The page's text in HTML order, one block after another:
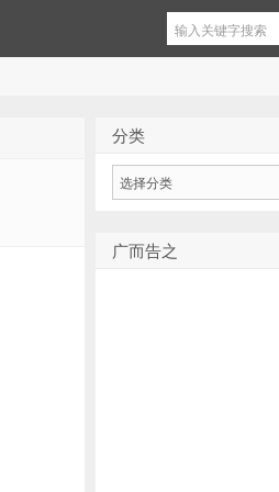
分类
广而告之